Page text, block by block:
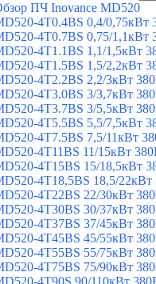
ПЧ Inovance MD520
4T0.4BS 0,4/0,75кВт
4T0.7BS 0,75/1,1кВт
4T1.1BS 1,1/1,5кВт
4T1.5BS 1,5/2,2кВт
4T2.2BS 2,2/3кВт
4T3.0BS 3/3,7кВт
4T3.7BS 3/5,5кВт
4T5.5BS 5,5/7,5кВт
4T7.5BS 7,5/11кВт
4T11BS 11/15кВт
4T15BS 15/18,5кВт
4T18,5BS 18,5/22кВт
4T22BS 22/30кВт
4T30BS 30/37кВт
4T37BS 37/45кВт
4T45BS 45/55кВт
4T55BS 55/75кВт
4T75BS 75/90кВт